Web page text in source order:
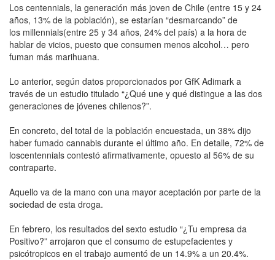
Los centennials, la generación más joven de Chile (entre 15 y 24
años, 13% de la población), se estarían “desmarcando” de
los millennials(entre 25 y 34 años, 24% del país) a la hora de
hablar de vicios, puesto que consumen menos alcohol… pero
fuman más marihuana.
Lo anterior, según datos proporcionados por GfK Adimark a
través de un estudio titulado “¿Qué une y qué distingue a las dos
generaciones de jóvenes chilenos?”.
En concreto, del total de la población encuestada, un 38% dijo
haber fumado cannabis durante el último año. En detalle, 72% de
loscentennials contestó afirmativamente, opuesto al 56% de su
contraparte.
Aquello va de la mano con una mayor aceptación por parte de la
sociedad de esta droga.
En febrero, los resultados del sexto estudio “¿Tu empresa da
Positivo?” arrojaron que el consumo de estupefacientes y
psicótropicos en el trabajo aumentó de un 14.9% a un 20.4%.